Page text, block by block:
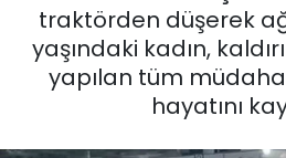
traktörden düşerek
yaşındaki kadın,
yapılan tüm
hayatını
SİYASET
EĞİTİM
MAGAZİN
Süper Lig Puan
Tüm Manşetler
Son Dakika Haberleri